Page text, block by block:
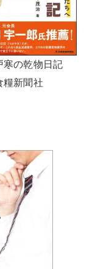
寒の乾物日記
糧新聞社